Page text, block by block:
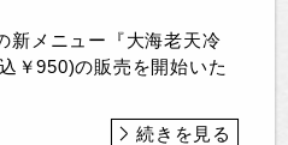
新メニュー『大海老天冷
￥950)の販売を開始いた
続きを見る